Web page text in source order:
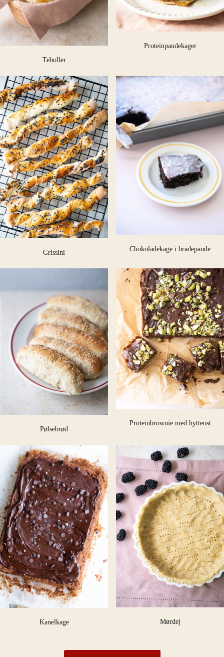
Teboller
Proteinpandekager
Grissini Chokoladekage i bradepande
Pølsebrød
Proteinbrownie med hytteost
Kanelkage Mørdej